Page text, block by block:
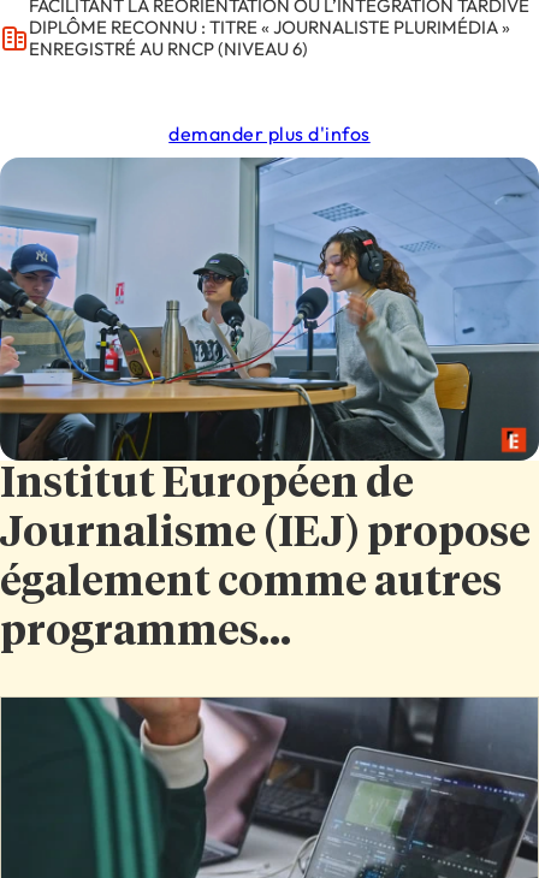
FACILITANT LA RÉORIENTATION OU L’INTÉGRATION TARDIVE
DIPLÔME RECONNU : TITRE « JOURNALISTE PLURIMÉDIA »
ENREGISTRÉ AU RNCP (NIVEAU 6)
demander plus d'infos
Institut Européen de
Journalisme (IEJ) propose
également comme autres
programmes...